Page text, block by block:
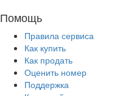
Помощь
Правила сервиса
Как купить
Как продать
Оценить номер
Поддержка